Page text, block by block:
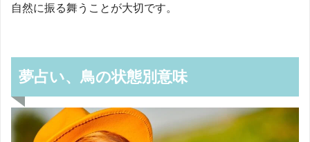
自然に振る舞うことが大切です。
夢占い、鳥の状態別意味